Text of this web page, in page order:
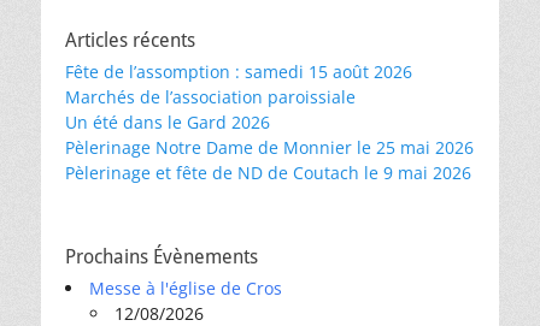
Articles récents
Fête de l’assomption : samedi 15 août 2026
Marchés de l’association paroissiale
Un été dans le Gard 2026
Pèlerinage Notre Dame de Monnier le 25 mai 2026
Pèlerinage et fête de ND de Coutach le 9 mai 2026
Prochains Évènements
Messe à l'église de Cros
12/08/2026